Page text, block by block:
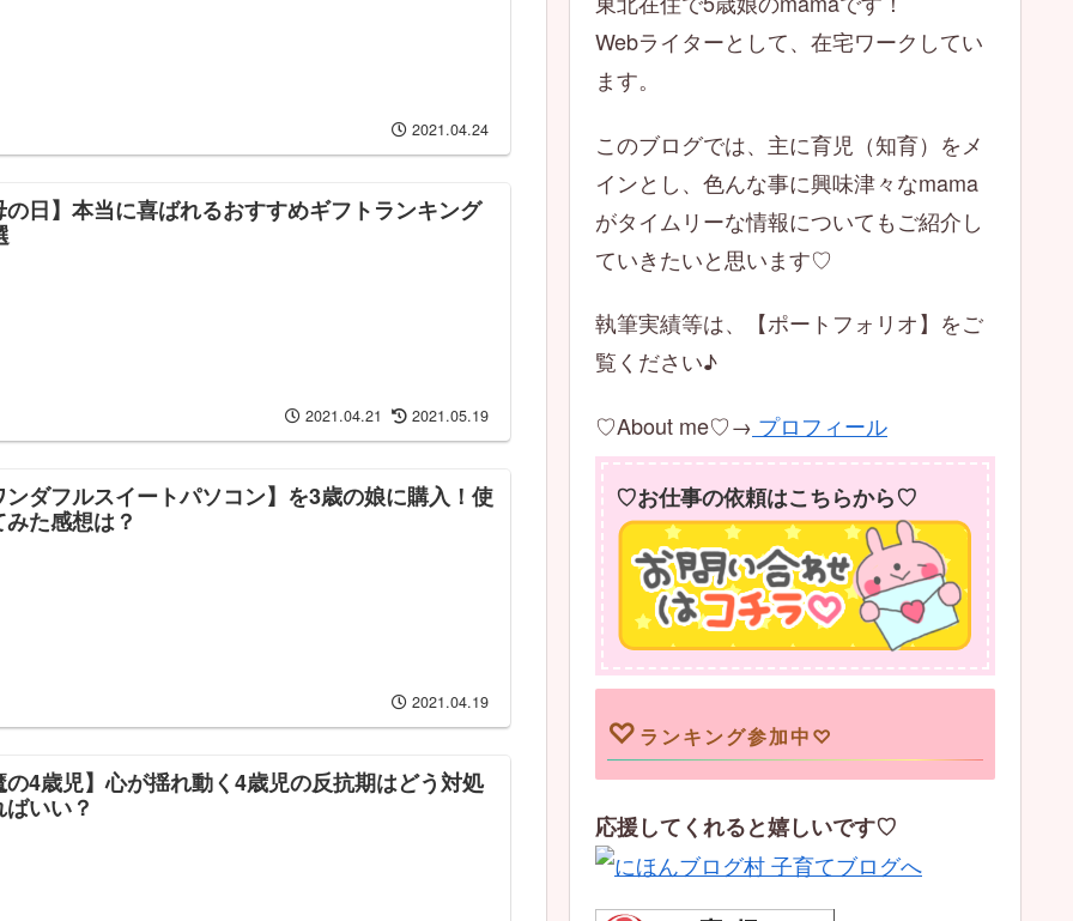
2021.04.24
の日】本当に喜ばれるおすすめギフトランキング
2021.04.21 2021.05.19
ンダフルスイートパソコン】を3歳の娘に購入！使
みた感想は？
2021.04.19
の4歳児】心が揺れ動く4歳児の反抗期はどう対処
いい？
Webライターとして、在宅ワークしてい
ます。
このブログでは、主に育児（知育）をメ
インとし、色んな事に興味津々なmama
がタイムリーな情報についてもご紹介し
ていきたいと思います♡
執筆実績等は、【ポートフォリオ】をご
覧ください♪
♡About me♡→ プロフィール
♡お仕事の依頼はこちらから♡
♡ ランキング参加中♡
応援してくれると嬉しいです♡